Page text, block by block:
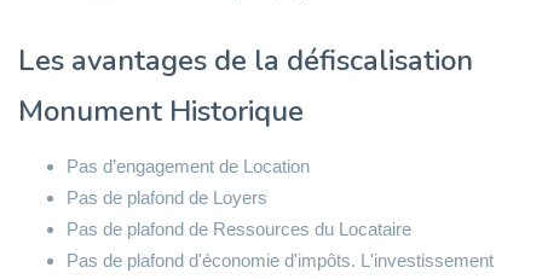
Les avantages de la défiscalisation
Monument Historique
Pas d’engagement de Location
Pas de plafond de Loyers
Pas de plafond de Ressources du Locataire
Pas de plafond d'économie d'impôts. L'investissement